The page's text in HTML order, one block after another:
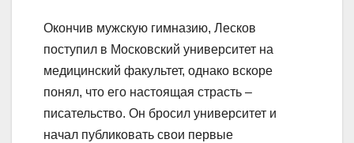
Окончив мужскую гимназию, Лесков
поступил в Московский университет на
медицинский факультет, однако вскоре
понял, что его настоящая страсть –
писательство. Он бросил университет и
начал публиковать свои первые